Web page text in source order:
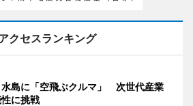
クセスランキング
水島に「空飛ぶクルマ」 次世代産業
に挑戦